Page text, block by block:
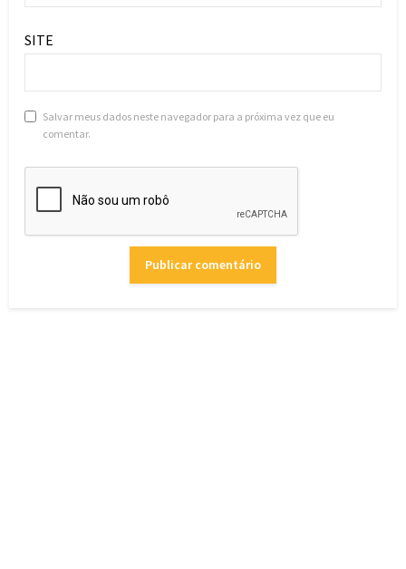
SITE
Salvar meus dados neste navegador para a próxima vez que eu
comentar.